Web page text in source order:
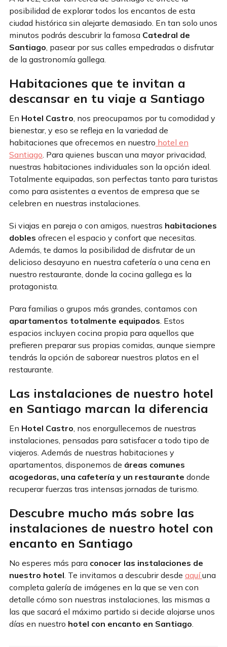
posibilidad de explorar todos los encantos de esta
ciudad histórica sin alejarte demasiado. En tan solo unos
minutos podrás descubrir la famosa Catedral de
Santiago, pasear por sus calles empedradas o disfrutar
de la gastronomía gallega.
Habitaciones que te invitan a
descansar en tu viaje a Santiago
En Hotel Castro, nos preocupamos por tu comodidad y
bienestar, y eso se refleja en la variedad de
habitaciones que ofrecemos en nuestro hotel en
Santiago. Para quienes buscan una mayor privacidad,
nuestras habitaciones individuales son la opción ideal.
Totalmente equipadas, son perfectas tanto para turistas
como para asistentes a eventos de empresa que se
celebren en nuestras instalaciones.
Si viajas en pareja o con amigos, nuestras habitaciones
dobles ofrecen el espacio y confort que necesitas.
Además, te damos la posibilidad de disfrutar de un
delicioso desayuno en nuestra cafetería o una cena en
nuestro restaurante, donde la cocina gallega es la
protagonista.
Para familias o grupos más grandes, contamos con
apartamentos totalmente equipados. Estos
espacios incluyen cocina propia para aquellos que
prefieren preparar sus propias comidas, aunque siempre
tendrás la opción de saborear nuestros platos en el
restaurante.
Las instalaciones de nuestro hotel
en Santiago marcan la diferencia
En Hotel Castro, nos enorgullecemos de nuestras
instalaciones, pensadas para satisfacer a todo tipo de
viajeros. Además de nuestras habitaciones y
apartamentos, disponemos de áreas comunes
acogedoras, una cafetería y un restaurante donde
recuperar fuerzas tras intensas jornadas de turismo.
Descubre mucho más sobre las
instalaciones de nuestro hotel con
encanto en Santiago
No esperes más para conocer las instalaciones de
nuestro hotel. Te invitamos a descubrir desde aquíuna
completa galería de imágenes en la que se ven con
detalle cómo son nuestras instalaciones, las mismas a
las que sacará el máximo partido si decide alojarse unos
días en nuestro hotel con encanto en Santiago.